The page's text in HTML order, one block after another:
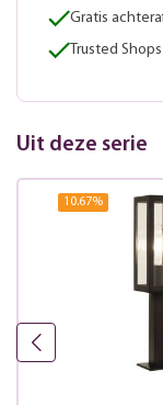
Gratis
Trusted
Uit deze serie
10.67%